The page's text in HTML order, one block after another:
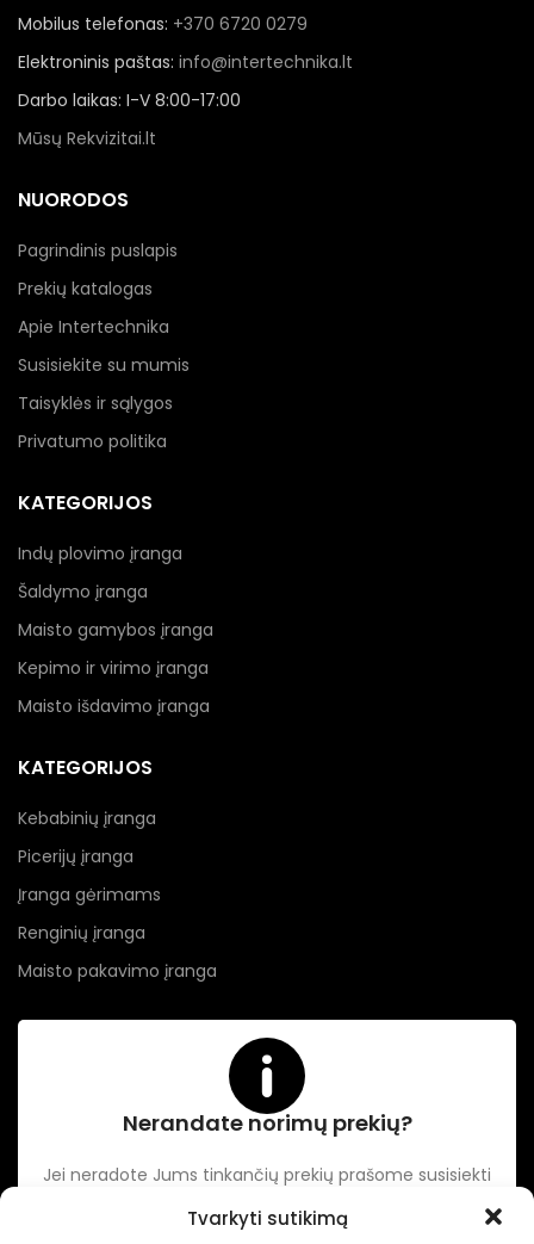
Tvarkyti sutikimą
Mobilus telefonas: +370 6720 0279
Elektroninis paštas: info@intertechnika.lt
Darbo laikas: I-V 8:00-17:00
Mūsų Rekvizitai.lt
NUORODOS
Pagrindinis puslapis
Prekių katalogas
Apie Intertechnika
Susisiekite su mumis
Taisyklės ir sąlygos
Privatumo politika
KATEGORIJOS
Indų plovimo įranga
Šaldymo įranga
Maisto gamybos įranga
Kepimo ir virimo įranga
Maisto išdavimo įranga
KATEGORIJOS
Kebabinių įranga
Picerijų įranga
Įranga gėrimams
Renginių įranga
Maisto pakavimo įranga
Nerandate norimų prekių?
Jei neradote Jums tinkančių prekių prašome susisiekti